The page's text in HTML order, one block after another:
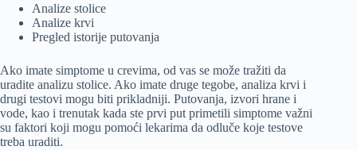
Analize stolice
Analize krvi
Pregled istorije putovanja
Ako imate simptome u crevima, od vas se može tražiti da
uradite analizu stolice. Ako imate druge tegobe, analiza krvi i
drugi testovi mogu biti prikladniji. Putovanja, izvori hrane i
vode, kao i trenutak kada ste prvi put primetili simptome važni
su faktori koji mogu pomoći lekarima da odluče koje testove
treba uraditi.